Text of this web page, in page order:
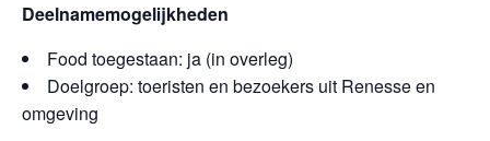
Deelnamemogelijkheden
Food toegestaan: ja (in overleg)
Doelgroep: toeristen en bezoekers uit Renesse en
omgeving